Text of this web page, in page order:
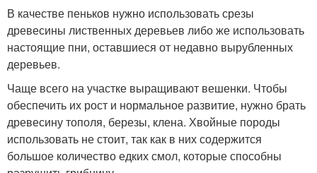
В качестве пеньков нужно использовать срезы
древесины лиственных деревьев либо же использовать
настоящие пни, оставшиеся от недавно вырубленных
деревьев.
Чаще всего на участке выращивают вешенки. Чтобы
обеспечить их рост и нормальное развитие, нужно брать
древесину тополя, березы, клена. Хвойные породы
использовать не стоит, так как в них содержится
большое количество едких смол, которые способны